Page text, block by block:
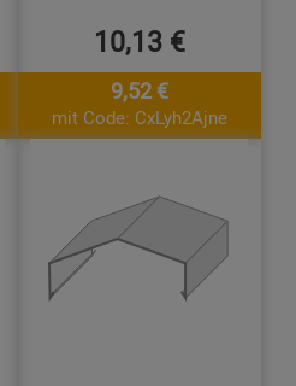
10,13 €
9,52 €
mit Code: CxLyh2Ajne